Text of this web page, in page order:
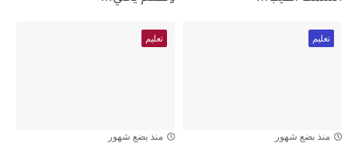
تعليم
منذ بضع شهور
تعليم
منذ بضع شهور